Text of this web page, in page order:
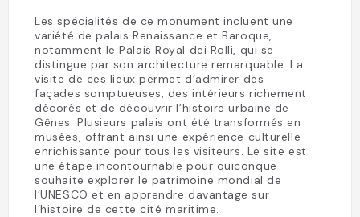
Les spécialités de ce monument incluent une
variété de palais Renaissance et Baroque,
notamment le Palais Royal dei Rolli, qui se
distingue par son architecture remarquable. La
visite de ces lieux permet d’admirer des
façades somptueuses, des intérieurs richement
décorés et de découvrir l’histoire urbaine de
Gênes. Plusieurs palais ont été transformés en
musées, offrant ainsi une expérience culturelle
enrichissante pour tous les visiteurs. Le site est
une étape incontournable pour quiconque
souhaite explorer le patrimoine mondial de
l’UNESCO et en apprendre davantage sur
l’histoire de cette cité maritime.